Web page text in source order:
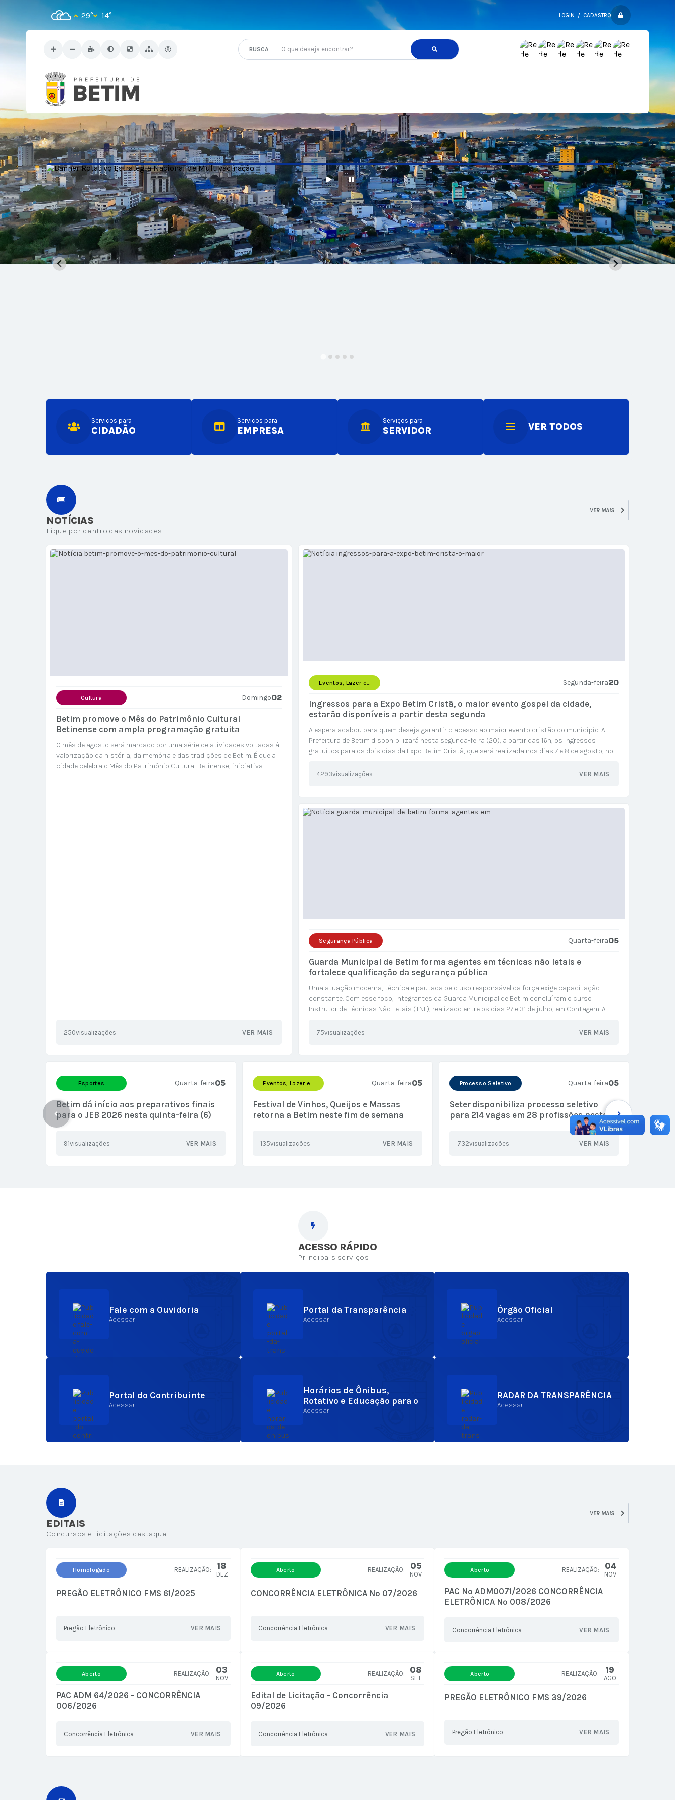
LOGIN / CADASTRO
O que deseja encontrar?
29° 14°
CIDADÃO
Serviços para
EMPRESA
Serviços para
SERVIDOR
Serviços para
VER TODOS
NOTÍCIAS
Fique por dentro das novidades
VER MAIS
Betim promove o Mês do Patrimônio Cultural
Betinense com ampla programação gratuita
Domingo02
Cultura
250visualizações
O mês de agosto será marcado por uma série de atividades voltadas à
valorização da história, da memória e das tradições de Betim. É que a
cidade celebra o Mês do Patrimônio Cultural Betinense, iniciativa
VER MAIS
Ingressos para a Expo Betim Cristã, o maior evento gospel da cidade,
estarão disponíveis a partir desta segunda
Segunda-feira20
Eventos, Lazer e...
4293visualizações
A espera acabou para quem deseja garantir o acesso ao maior evento cristão do município. A
Prefeitura de Betim disponibilizará nesta segunda-feira (20), a partir das 16h, os ingressos
gratuitos para os dois dias da Expo Betim Cristã, que será realizada nos dias 7 e 8 de agosto, no
VER MAIS
Guarda Municipal de Betim forma agentes em técnicas não letais e
fortalece qualificação da segurança pública
Quarta-feira05
Segurança Pública
75visualizações
Uma atuação moderna, técnica e pautada pelo uso responsável da força exige capacitação
constante. Com esse foco, integrantes da Guarda Municipal de Betim concluíram o curso
Instrutor de Técnicas Não Letais (TNL), realizado entre os dias 27 e 31 de julho, em Contagem. A
VER MAIS
Betim dá início aos preparativos finais
para o JEB 2026 nesta quinta-feira (6)
Quarta-feira05
Esportes
91visualizações VER MAIS
Festival de Vinhos, Queijos e Massas
retorna a Betim neste fim de semana
Quarta-feira05
Eventos, Lazer e...
135visualizações VER MAIS
Seter disponibiliza processo seletivo
para 214 vagas em 28 profissões nesta
Quarta-feira05
Processo Seletivo
732visualizações VER MAIS
dia 8
ACESSO RÁPIDO
Principais serviços
Fale com a Ouvidoria
Acessar
Portal da Transparência
Acessar
Órgão Oficial
Acessar
Portal do Contribuinte
Acessar
Horários de Ônibus,
Rotativo e Educação para o
Trânsito
Acessar
RADAR DA TRANSPARÊNCIA
Acessar
EDITAIS
Concursos e licitações destaque
VER MAIS
Pregão Eletrônico
PREGÃO ELETRÔNICO FMS 61/2025
Homologado 18
DEZ
VER MAIS Concorrência Eletrônica
CONCORRÊNCIA ELETRÔNICA Nº 07/2026
Aberto 05
NOV
VER MAIS Concorrência Eletrônica
PAC Nº ADM0071/2026 CONCORRÊNCIA
ELETRÔNICA Nº 008/2026
Aberto 04
NOV
VER MAIS
Concorrência Eletrônica
PAC ADM 64/2026 - CONCORRÊNCIA
006/2026
Aberto 03
NOV
VER MAIS Concorrência Eletrônica
Edital de Licitação - Concorrência
09/2026
Aberto 08
SET
VER MAIS Pregão Eletrônico
PREGÃO ELETRÔNICO FMS 39/2026
Aberto 19
AGO
VER MAIS